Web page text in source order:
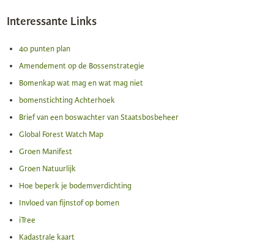
Interessante Links
40 punten plan
Amendement op de Bossenstrategie
Bomenkap wat mag en wat mag niet
bomenstichting Achterhoek
Brief van een boswachter van Staatsbosbeheer
Global Forest Watch Map
Groen Manifest
Groen Natuurlijk
Hoe beperk je bodemverdichting
Invloed van fijnstof op bomen
iTree
Kadastrale kaart